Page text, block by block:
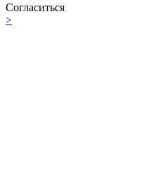
Согласиться
>